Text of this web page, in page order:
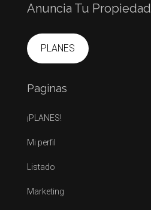
Anuncia Tu Propiedad
PLANES
Paginas
¡PLANES!
Mi perfil
Listado
Marketing